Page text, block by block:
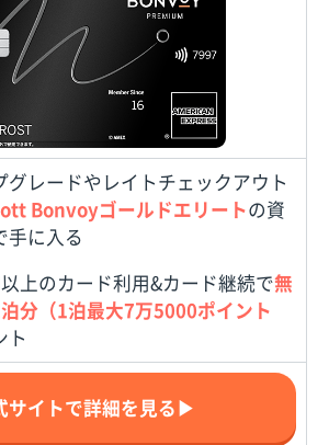
グレードやレイトチェックアウト
Bonvoyゴールドエリートの資
手に入る
上のカード利用&カード継続で無
分（1泊最大7万5000ポイント
ト
サイトで詳細を見る▶